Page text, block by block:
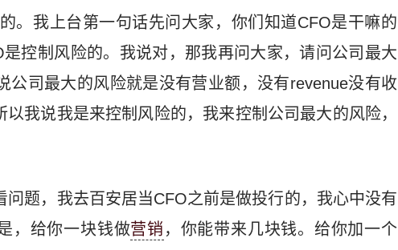
。我上台第一句话先问大家，你们知道CFO是干嘛的
控制风险的。我说对，那我再问大家，请问公司最大
公司最大的风险就是没有营业额，没有revenue没有收
我说我是来控制风险的，我来控制公司最大的风险，
题，我去百安居当CFO之前是做投行的，我心中没有
，给你一块钱做营销 ，你能带来几块钱。给你加一个